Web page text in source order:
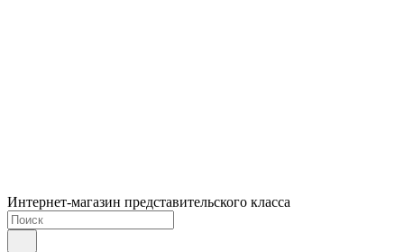
Интернет-магазин представительского класса